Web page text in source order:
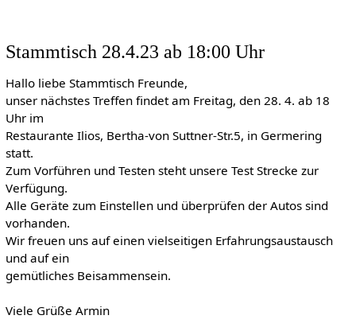
Stammtisch 28.4.23 ab 18:00 Uhr
Hallo liebe Stammtisch Freunde,
unser nächstes Treffen findet am Freitag, den 28. 4. ab 18
Uhr im
Restaurante Ilios, Bertha-von Suttner-Str.5, in Germering
statt.
Zum Vorführen und Testen steht unsere Test Strecke zur
Verfügung.
Alle Geräte zum Einstellen und überprüfen der Autos sind
vorhanden.
Wir freuen uns auf einen vielseitigen Erfahrungsaustausch
und auf ein
gemütliches Beisammensein.
Viele Grüße Armin